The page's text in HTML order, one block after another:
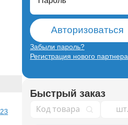
Авторизоваться
Забыли пароль?
Регистрация нового партнера
Быстрый заказ
Код товара